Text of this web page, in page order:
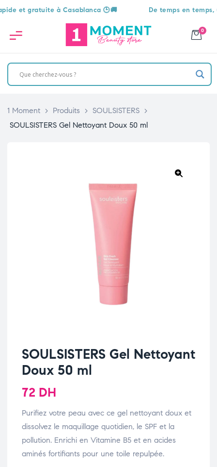
gratuite à Casablanca 🕒🚚 De temps en temps,
0
1 Moment > Produits > SOULSISTERS >
SOULSISTERS Gel Nettoyant Doux 50 ml
SOULSISTERS Gel Nettoyant
Doux 50 ml
72 DH
Purifiez votre peau avec ce gel nettoyant doux et
dissolvez le maquillage quotidien, le SPF et la
pollution. Enrichi en Vitamine B5 et en acides
aminés fortifiants pour une toile repulpée.